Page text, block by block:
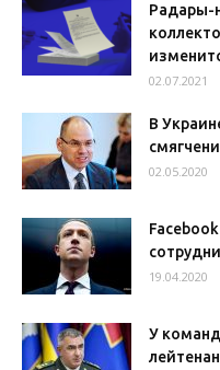
Радары-
02.07.2021
В
02.05.2020
19.04.2020
У